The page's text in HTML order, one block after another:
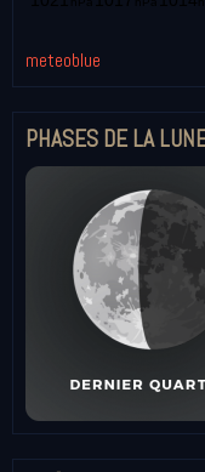
meteoblue
PHASES DE LA